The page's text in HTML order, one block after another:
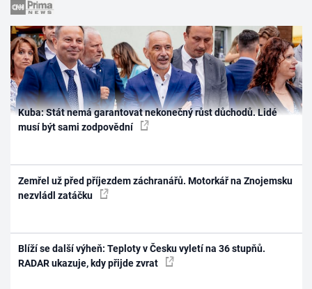
Kuba: Stát nemá garantovat nekonečný růst důchodů. Lidé
musí být sami zodpovědní
Zemřel už před příjezdem záchranářů. Motorkář na Znojemsku
nezvládl zatáčku
Blíží se další výheň: Teploty v Česku vyletí na 36 stupňů.
RADAR ukazuje, kdy přijde zvrat